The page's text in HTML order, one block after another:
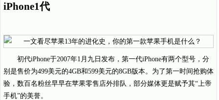
iPhone1代
初代iPhone于2007年1月九日发布，第一代iPhone有两个型号，分
别是售价为499美元的4GB和599美元的8GB版本。为了第一时间抢购体
验，数百名粉丝早早在苹果零售店外排队，部分媒体更是赋予其“上帝
手机”的美誉。